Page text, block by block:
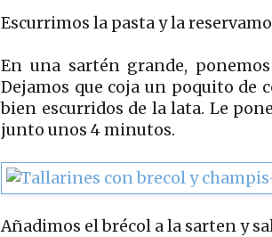
Escurrimos la pasta y la
En una sartén grande,
Dejamos que coja un poquito de
bien escurridos de la lata. Le
junto unos 4 minutos.
Añadimos el brécol a la sarten y